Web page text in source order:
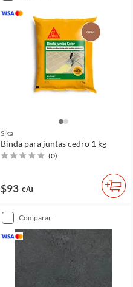
Sika
Binda para juntas cedro 1 kg
(0)
$93 c/u
comparar